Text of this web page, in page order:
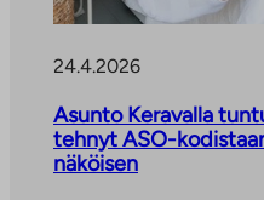
24.4.2026
Asunto Keravalla
tehnyt ASO-
näköisen